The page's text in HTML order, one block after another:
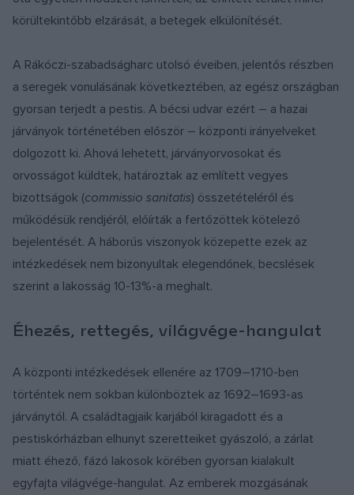
körültekintőbb elzárását, a betegek elkülönítését.
A Rákóczi-szabadságharc utolsó éveiben, jelentős részben
a seregek vonulásának következtében, az egész országban
gyorsan terjedt a pestis. A bécsi udvar ezért – a hazai
járványok történetében először – központi irányelveket
dolgozott ki. Ahová lehetett, járványorvosokat és
orvosságot küldtek, határoztak az említett vegyes
bizottságok (commissio sanitatis) összetételéről és
működésük rendjéről, előírták a fertőzöttek kötelező
bejelentését. A háborús viszonyok közepette ezek az
intézkedések nem bizonyultak elegendőnek, becslések
szerint a lakosság 10-13%-a meghalt.
Éhezés, rettegés, világvége-hangulat
A központi intézkedések ellenére az 1709–1710-ben
történtek nem sokban különböztek az 1692–1693-as
járványtól. A családtagjaik karjából kiragadott és a
pestiskórházban elhunyt szeretteiket gyászoló, a zárlat
miatt éhező, fázó lakosok körében gyorsan kialakult
egyfajta világvége-hangulat. Az emberek mozgásának